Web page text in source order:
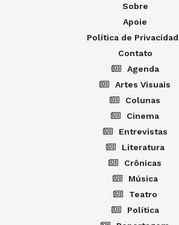
Sobre
Apoie
Política de
Contato
Agenda
Artes Visuais
Colunas
Cinema
Entrevistas
Literatura
Crônicas
Música
Teatro
Política